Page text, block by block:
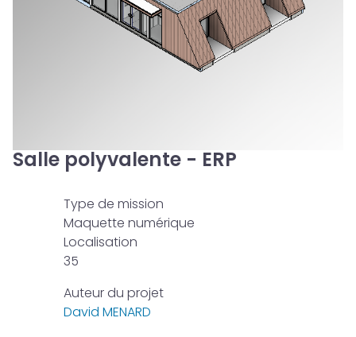
Salle polyvalente - ERP
Type de mission
Maquette numérique
Localisation
35
Auteur du projet
David MENARD